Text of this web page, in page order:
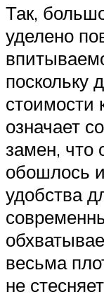
Так,
уделено
поскольку
стоимости
означает
замен, что
обошлось
удобства
весьма
не